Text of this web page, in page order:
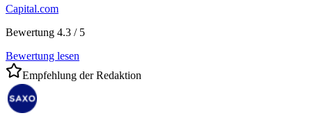
Capital.com
Bewertung 4.3 / 5
Bewertung lesen
Empfehlung der Redaktion